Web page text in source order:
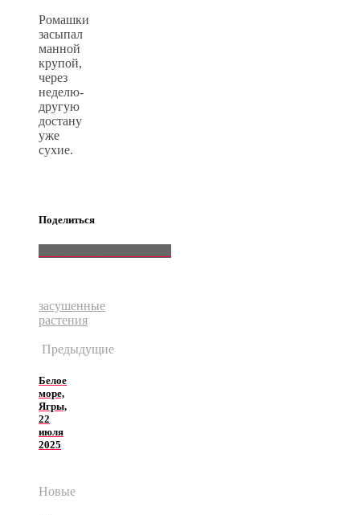
Ромашки
засыпал
манной
крупой,
через
неделю-
другую
достану
уже
сухие.
Поделиться
засушенные
растения
Предыдущие
Белое
море,
Ягры,
22
июля
2025
Новые